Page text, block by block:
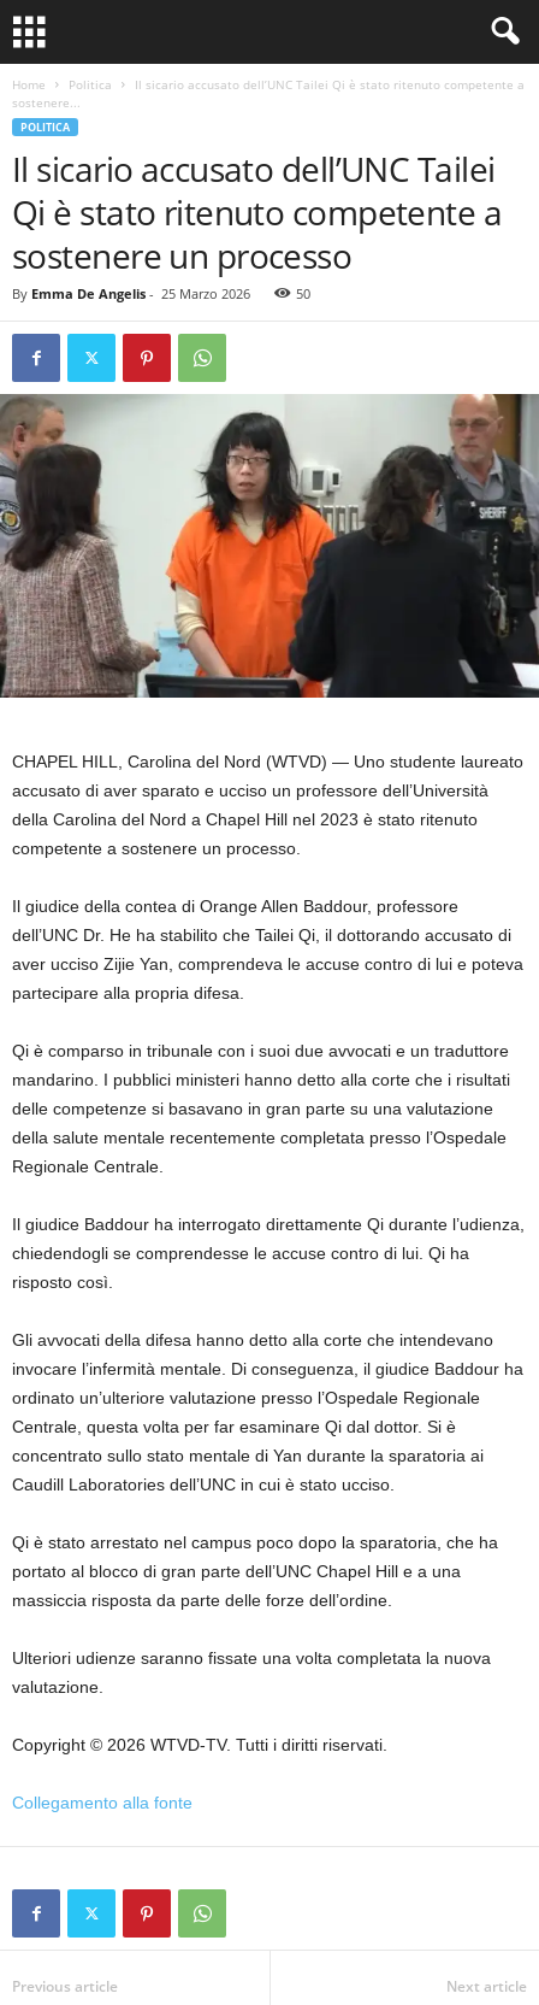
Home Politica
Il sicario accusato dell’UNC Tailei Qi è stato ritenuto competente a
sostenere...
POLITICA
Il sicario accusato dell’UNC Tailei
Qi è stato ritenuto competente a
sostenere un processo
By Emma De Angelis - 25 Marzo 2026 50
CHAPEL HILL, Carolina del Nord (WTVD) — Uno studente laureato
accusato di aver sparato e ucciso un professore dell’Università
della Carolina del Nord a Chapel Hill nel 2023 è stato ritenuto
competente a sostenere un processo.
Il giudice della contea di Orange Allen Baddour, professore
dell’UNC Dr. He ha stabilito che Tailei Qi, il dottorando accusato di
aver ucciso Zijie Yan, comprendeva le accuse contro di lui e poteva
partecipare alla propria difesa.
Qi è comparso in tribunale con i suoi due avvocati e un traduttore
mandarino. I pubblici ministeri hanno detto alla corte che i risultati
delle competenze si basavano in gran parte su una valutazione
della salute mentale recentemente completata presso l’Ospedale
Regionale Centrale.
Il giudice Baddour ha interrogato direttamente Qi durante l’udienza,
chiedendogli se comprendesse le accuse contro di lui. Qi ha
risposto così.
Gli avvocati della difesa hanno detto alla corte che intendevano
invocare l’infermità mentale. Di conseguenza, il giudice Baddour ha
ordinato un’ulteriore valutazione presso l’Ospedale Regionale
Centrale, questa volta per far esaminare Qi dal dottor. Si è
concentrato sullo stato mentale di Yan durante la sparatoria ai
Caudill Laboratories dell’UNC in cui è stato ucciso.
Qi è stato arrestato nel campus poco dopo la sparatoria, che ha
portato al blocco di gran parte dell’UNC Chapel Hill e a una
massiccia risposta da parte delle forze dell’ordine.
Ulteriori udienze saranno fissate una volta completata la nuova
valutazione.
Copyright © 2026 WTVD-TV. Tutti i diritti riservati.
Collegamento alla fonte
Previous article Next article